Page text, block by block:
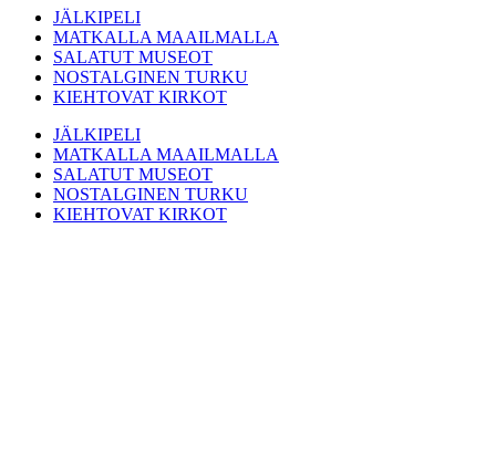
JÄLKIPELI
MATKALLA MAAILMALLA
SALATUT MUSEOT
NOSTALGINEN TURKU
KIEHTOVAT KIRKOT
JÄLKIPELI
MATKALLA MAAILMALLA
SALATUT MUSEOT
NOSTALGINEN TURKU
KIEHTOVAT KIRKOT